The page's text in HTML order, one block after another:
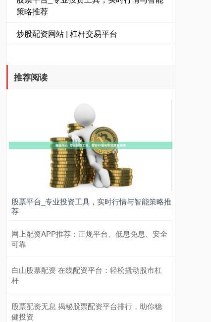
策略推荐
炒股配资网站 | 杠杆交易平台
推荐阅读
股票平台_专业投资工具，实时行情与智能策略推
荐
网上配资APP推荐：正规平台、低息免息、安全
可靠
白山股票配资 在线配资平台：轻松撬动股市杠
杆
股票配资无息 揭秘股票配资平台排行，助你稳
健投资